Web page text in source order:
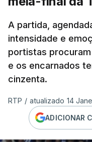
A partida,
intensidade e
portistas
e os encarnados
cinzenta.
RTP / atualizado 14
ADICIONAR